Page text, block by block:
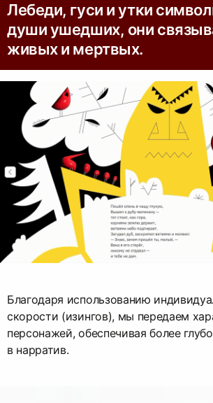
Лебеди, гуси и утки
души ушедших, они
живых и мертвых.
Благодаря использованию
скорости (изингов), мы передаем
персонажей, обеспечивая более
в нарратив.